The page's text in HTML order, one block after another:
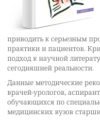
приводить к серьезным
практики и пациентов.
подход к научной
сегодняшней реальности.
Данные методические
врачей-урологов,
обучающихся по
медицинских вузов